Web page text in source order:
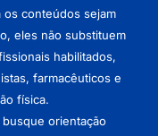
os conteúdos sejam
eles não substituem
habilitados,
farmacêuticos e
física.
orientação